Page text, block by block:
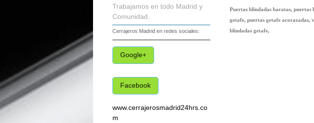
Puertas blindadas baratas, puertas
getafe, puertas getafe acorazadas,
blindadas getafe,
Trabajamos en todo Madrid y
Comunidad.
Cerrajeros Madrid en redes sociales:
Google+
Facebook
www.cerrajerosmadrid24hrs.co
m